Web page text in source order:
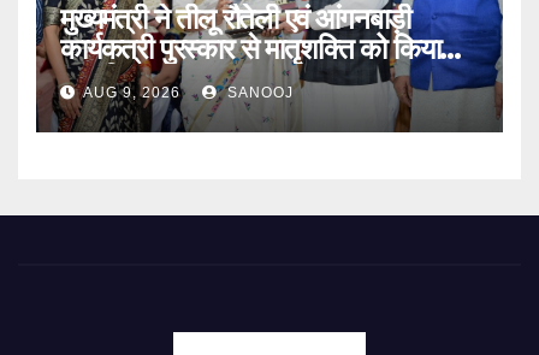
मुख्यमंत्री ने तीलू रौतेली एवं आंगनबाड़ी
कार्यकत्री पुरस्कार से मातृशक्ति को किया
सम्मानित
AUG 9, 2026 SANOOJ